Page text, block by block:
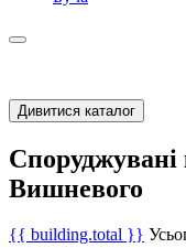
Дивитися каталог
Споруджувані
Вишневого
{{ building.total }}